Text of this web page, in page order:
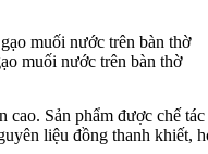
muối nước trên bàn thờ
Sản phẩm được chế
liệu đồng thanh khiết,